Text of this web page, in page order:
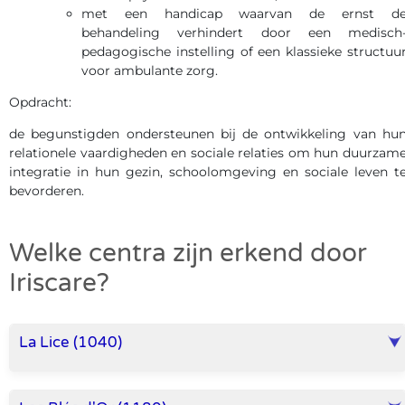
met een handicap waarvan de ernst
behandeling verhindert door een
pedagogische instelling of een klassieke
voor ambulante zorg.
Opdracht:
de begunstigden ondersteunen bij de ontwikkeling van
relationele vaardigheden en sociale relaties om hun
integratie in hun gezin, schoolomgeving en sociale leven
bevorderen.
Welke centra zijn erkend door
Iriscare?
La Lice (1040)